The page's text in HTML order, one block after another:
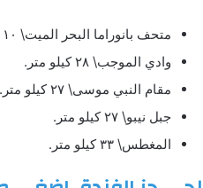
متحف بانوراما البحر الميت\ ١٠ كيلو متر.
وادي الموجب\ ٢٨ كيلو متر.
مقام النبي موسى\ ٢٧ كيلو متر.
جبل نيبو\ ٢٧ كيلو متر.
المغطس\ ٣٣ كيلو متر.